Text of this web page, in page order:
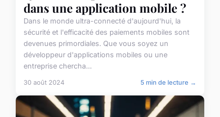
dans une application mobile ?
Dans le monde ultra-connecté d'aujourd'hui, la
sécurité et l'efficacité des paiements mobiles sont
devenues primordiales. Que vous soyez un
développeur d'applications mobiles ou une
entreprise chercha...
30 août 2024 5 min de lecture →